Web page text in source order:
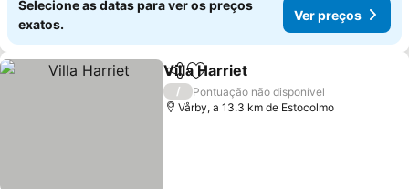
Selecione as datas para ver os preços
exatos.
Ver preços
PartilharAdicionar aos favoritos
Villa Harriet
/
Pontuação não disponível
Vårby, a 13.3 km de Estocolmo